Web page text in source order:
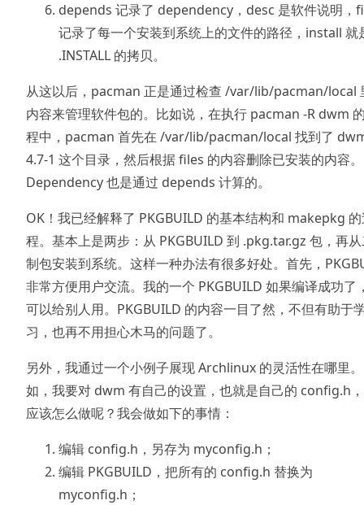
depends 记录了 dependency，desc 是软件说明，
记录了每一个安装到系统上的文件的路径，install 就
.INSTALL 的拷贝。
从这以后，pacman 正是通过检查 /var/lib/pacman/local
内容来管理软件包的。比如说，在执行 pacman -R dwm
程中，pacman 首先在 /var/lib/pacman/local 找到了
4.7-1 这个目录，然后根据 files 的内容删除已安装的内容。
Dependency 也是通过 depends 计算的。
OK！我已经解释了 PKGBUILD 的基本结构和 makepkg
程。基本上是两步：从 PKGBUILD 到 .pkg.tar.gz 包，再
制包安装到系统。这样一种办法有很多好处。首先，
非常方便用户交流。我的一个 PKGBUILD 如果编译成功了
可以给别人用。PKGBUILD 的内容一目了然，不但有助于
习，也再不用担心木马的问题了。
另外，我通过一个小例子展现 Archlinux 的灵活性在哪里
如，我要对 dwm 有自己的设置，也就是自己的 config.h
应该怎么做呢？我会做如下的事情：
编辑 config.h，另存为 myconfig.h；
编辑 PKGBUILD，把所有的 config.h 替换为
myconfig.h；